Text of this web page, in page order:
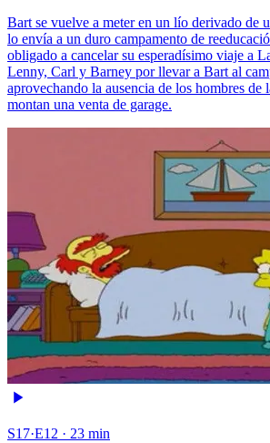
Bart se vuelve a meter en un lío derivado de
lo envía a un duro campamento de
obligado a cancelar su esperadísimo viaje a
Lenny, Carl y Barney por llevar a Bart al
aprovechando la ausencia de los hombres de
montan una venta de garage.
S17·E12 · 23 min